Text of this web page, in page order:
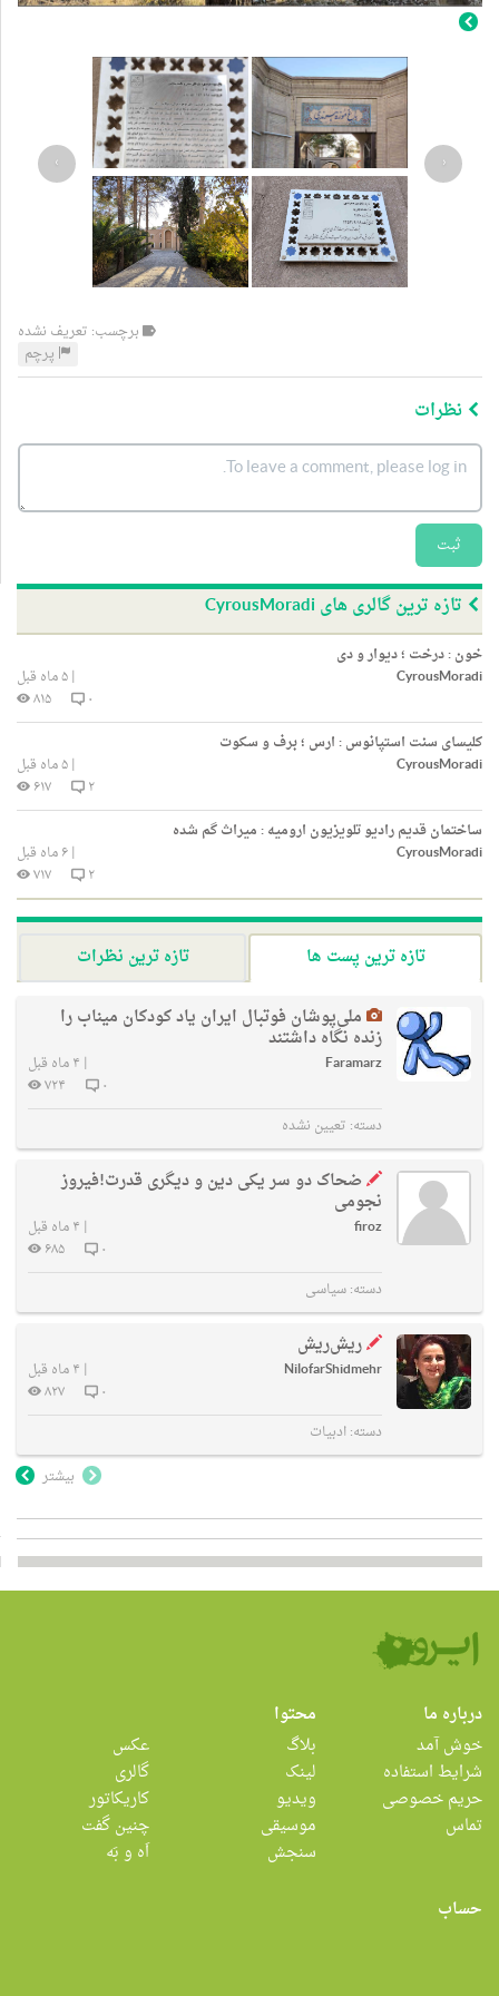
‹
›
برچسب: تعریف نشده
پرچم
نظرات
ثبت
تازه ترین گالری های CyrousMoradi
خون : درخت ؛ دیوار و دی
CyrousMoradi
|۵ ماه قبل
۰
۸۱۵
کلیسای سنت استپانوس : ارس ؛ برف و سکوت
CyrousMoradi
|۵ ماه قبل
۲
۶۱۷
ساختمان قدیم رادیو تلویزیون ارومیه : میراث گم شده
CyrousMoradi
|۶ ماه قبل
۲
۷۱۷
تازه ترین پست ها
تازه ترین نظرات
ملی‌پوشان فوتبال ایران یاد کودکان میناب را
زنده نگاه داشتند
Faramarz
| ۴ ماه قبل
۰
۷۲۴
دسته: تعیین نشده
ضحاک دو سر یکی دین و دیگری قدرت!فیروز
نجومی
firoz
| ۴ ماه قبل
۰
۶۸۵
دسته:سیاسی
ریش‌ریش
NilofarShidmehr
| ۴ ماه قبل
۰
۸۲۷
دسته:ادبیات
بیشتر
درباره ما
خوش آمد
شرایط استفاده
حریم خصوصی
تماس
محتوا
بلاگ
لینک
ویدیو
موسیقی
سنجش
عکس
گالری
کاریکاتور
چنین گفت
اَه و بَه
حساب